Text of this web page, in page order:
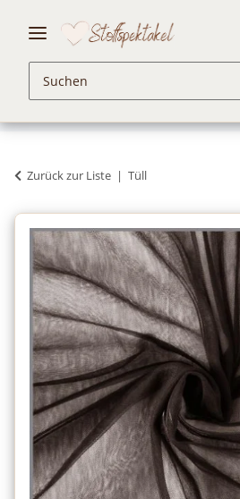
Zurück zur Liste Tüll